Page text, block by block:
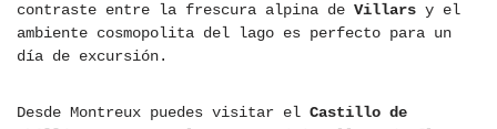
contraste entre la frescura alpina de Villars y el
ambiente cosmopolita del lago es perfecto para un
día de excursión.
Desde Montreux puedes visitar el Castillo de